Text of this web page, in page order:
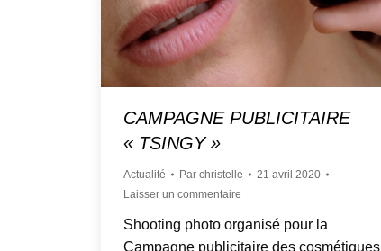
CAMPAGNE PUBLICITAIRE
« TSINGY »
Actualité Par christelle
21 avril 2020
Laisser un commentaire
Shooting photo organisé pour la
Campagne publicitaire des cosmétiques